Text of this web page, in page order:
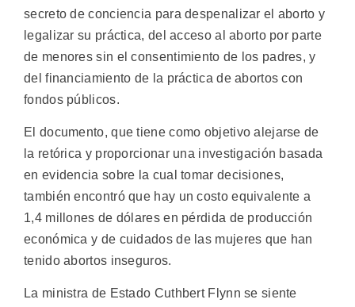
secreto de conciencia para despenalizar el aborto y
legalizar su práctica, del acceso al aborto por parte
de menores sin el consentimiento de los padres, y
del financiamiento de la práctica de abortos con
fondos públicos.
El documento, que tiene como objetivo alejarse de
la retórica y proporcionar una investigación basada
en evidencia sobre la cual tomar decisiones,
también encontró que hay un costo equivalente a
1,4 millones de dólares en pérdida de producción
económica y de cuidados de las mujeres que han
tenido abortos inseguros.
La ministra de Estado Cuthbert Flynn se siente